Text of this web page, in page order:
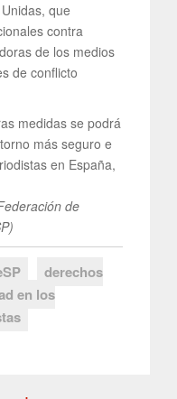
que
contra
de los medios
de conflicto
medidas se podrá
más seguro e
en España,
de
derechos
en los